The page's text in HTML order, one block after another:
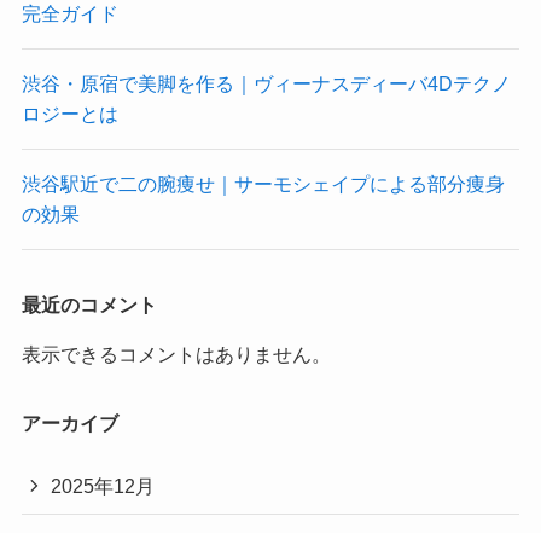
完全ガイド
渋谷・原宿で美脚を作る｜ヴィーナスディーバ4Dテクノ
ロジーとは
渋谷駅近で二の腕痩せ｜サーモシェイプによる部分痩身
の効果
最近のコメント
表示できるコメントはありません。
アーカイブ
2025年12月